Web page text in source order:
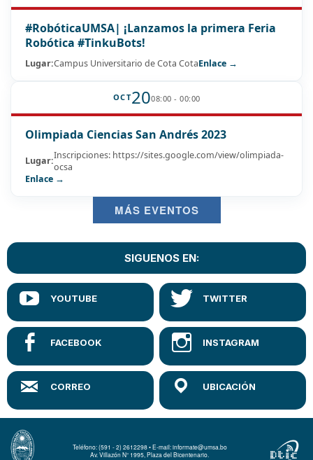
#RobóticaUMSA| ¡Lanzamos la primera Feria
Robótica #TinkuBots!
Lugar:Campus Universitario de Cota CotaEnlace →
OCT2008:00 - 00:00
Olimpiada Ciencias San Andrés 2023
Lugar:Inscripciones: https://sites.google.com/view/olimpiada-
ocsa
Enlace →
MÁS EVENTOS
SIGUENOS EN:
Teléfono: (591 - 2) 2612298 • E-mail: informate@umsa.bo
Av. Villazón N° 1995, Plaza del Bicentenario.